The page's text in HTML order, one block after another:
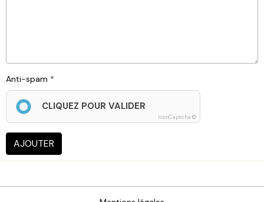
Anti-spam
CLIQUEZ POUR VALIDER
IconCaptcha ©
AJOUTER